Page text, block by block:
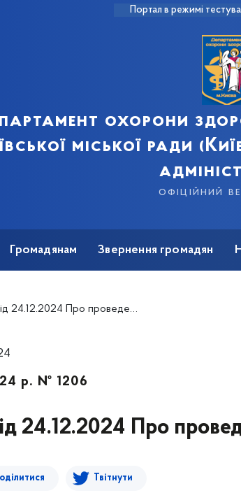
Портал в режимі
охорони
міської ради
офіційний
Громадянам Звернення громадян
Про проведення перевірки
р. № 1206
24.12.2024 Про
Твітнути